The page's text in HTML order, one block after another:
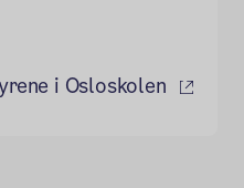
i Osloskolen